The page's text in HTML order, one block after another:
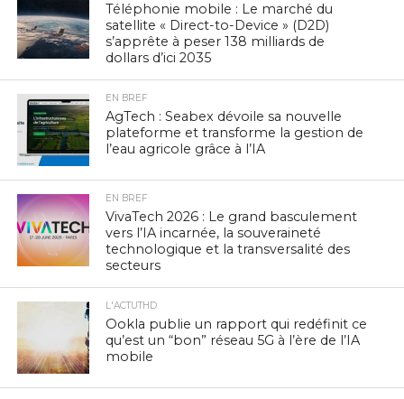
Téléphonie mobile : Le marché du
satellite « Direct-to-Device » (D2D)
s’apprête à peser 138 milliards de
dollars d’ici 2035
EN BREF
AgTech : Seabex dévoile sa nouvelle
plateforme et transforme la gestion de
l’eau agricole grâce à l’IA
EN BREF
VivaTech 2026 : Le grand basculement
vers l’IA incarnée, la souveraineté
technologique et la transversalité des
secteurs
L'ACTUTHD
Ookla publie un rapport qui redéfinit ce
qu’est un “bon” réseau 5G à l’ère de l’IA
mobile